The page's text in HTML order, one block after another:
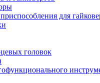
для
головок